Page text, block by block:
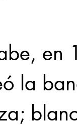
la